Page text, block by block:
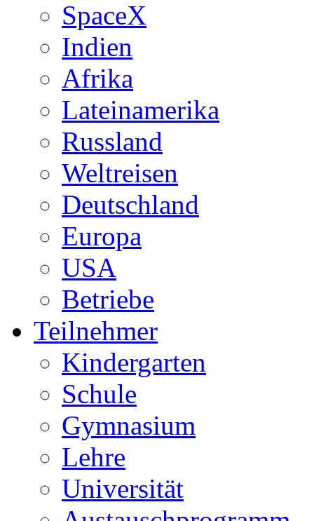
SpaceX
Indien
Afrika
Lateinamerika
Russland
Weltreisen
Deutschland
Europa
USA
Betriebe
Teilnehmer
Kindergarten
Schule
Gymnasium
Lehre
Universität